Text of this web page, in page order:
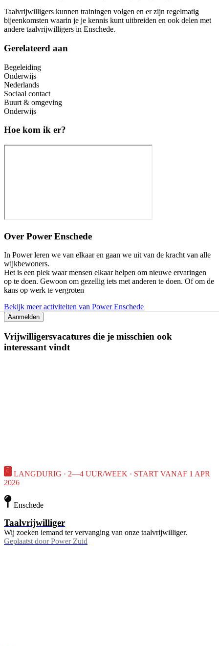
Taalvrijwilligers kunnen trainingen volgen en er zijn regelmatig
bijeenkomsten waarin je je kennis kunt uitbreiden en ook delen met
andere taalvrijwilligers in Enschede.
Gerelateerd aan
Begeleiding
Onderwijs
Nederlands
Sociaal contact
Buurt & omgeving
Onderwijs
Hoe kom ik er?
Over Power Enschede
In Power leren we van elkaar en gaan we uit van de kracht van alle
wijkbewoners.
Het is een plek waar mensen elkaar helpen om nieuwe ervaringen
op te doen. Gewoon om gezellig iets met anderen te doen. Of om de
kans op werk te vergroten
Bekijk meer activiteiten van Power Enschede
Aanmelden
Vrijwilligersvacatures die je misschien ook
interessant vindt
LANGDURIG · 2—4 UUR/WEEK · START VANAF 1 APR
2026
Enschede
Taalvrijwilliger
Wij zoeken iemand ter vervanging van onze taalvrijwilliger.
Geplaatst door Power Zuid